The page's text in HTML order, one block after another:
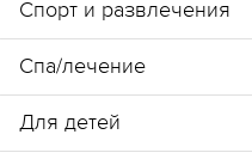
Спорт и развлечения
Спа/лечение
Для детей